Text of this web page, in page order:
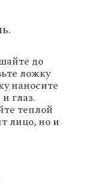
до
ложку
наносите
глаз.
теплой
лицо, но и